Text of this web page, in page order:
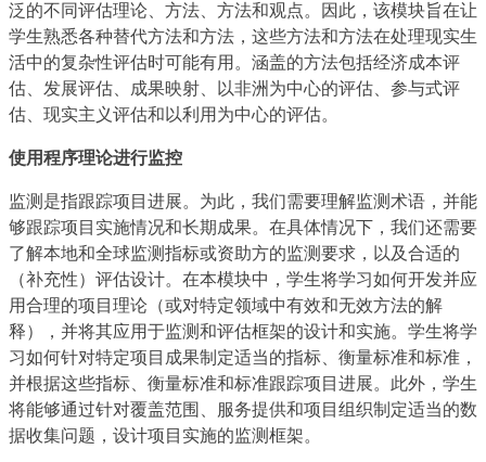
泛的不同评估理论、方法、方法和观点。因此，该模块旨在让
学生熟悉各种替代方法和方法，这些方法和方法在处理现实生
活中的复杂性评估时可能有用。涵盖的方法包括经济成本评
估、发展评估、成果映射、以非洲为中心的评估、参与式评
估、现实主义评估和以利用为中心的评估。
使用程序理论进行监控
监测是指跟踪项目进展。为此，我们需要理解监测术语，并能
够跟踪项目实施情况和长期成果。在具体情况下，我们还需要
了解本地和全球监测指标或资助方的监测要求，以及合适的
（补充性）评估设计。在本模块中，学生将学习如何开发并应
用合理的项目理论（或对特定领域中有效和无效方法的解
释），并将其应用于监测和评估框架的设计和实施。学生将学
习如何针对特定项目成果制定适当的指标、衡量标准和标准，
并根据这些指标、衡量标准和标准跟踪项目进展。此外，学生
将能够通过针对覆盖范围、服务提供和项目组织制定适当的数
据收集问题，设计项目实施的监测框架。